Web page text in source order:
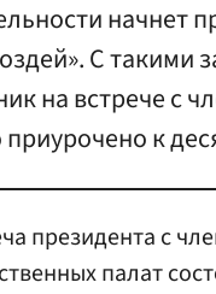
начнет
С такими
на встрече с
к
президента с
палат